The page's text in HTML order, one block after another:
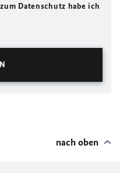
Datenschutz habe ich
nach oben